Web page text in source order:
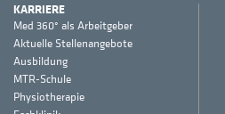
KARRIERE
Med 360° als Arbeitgeber
Aktuelle Stellenangebote
Ausbildung
MTR-Schule
Physiotherapie